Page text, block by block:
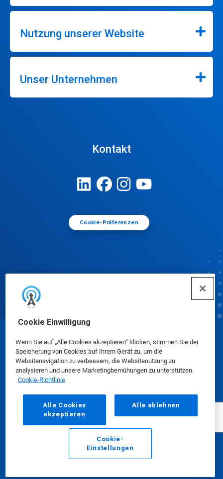
Cookie Einwilligung
Wenn Sie auf „Alle Cookies akzeptieren“ klicken, stimmen Sie der
Speicherung von Cookies auf Ihrem Gerät zu, um die
Websitenavigation zu verbessern, die Websitenutzung zu
analysieren und unsere Marketingbemühungen zu unterstützen.
Cookie-Richtlinie
Alle Cookies
akzeptieren
Alle ablehnen
Cookie-
Einstellungen
Nutzung unserer Website
Unser Unternehmen
Kontakt
Cookie-Präferenzen
E-Mail Anrufen
© Ecolab Inc. 2025
Sicherheitsdatenblätter|Datenschutzrichtlinie